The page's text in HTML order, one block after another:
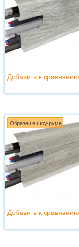
Добавить к сравнению
Образец в шоу-руме
Добавить к сравнению